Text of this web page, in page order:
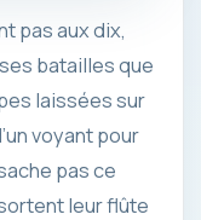
pas aux dix,
batailles que
laissées sur
voyant pour
pas ce
leur flûte